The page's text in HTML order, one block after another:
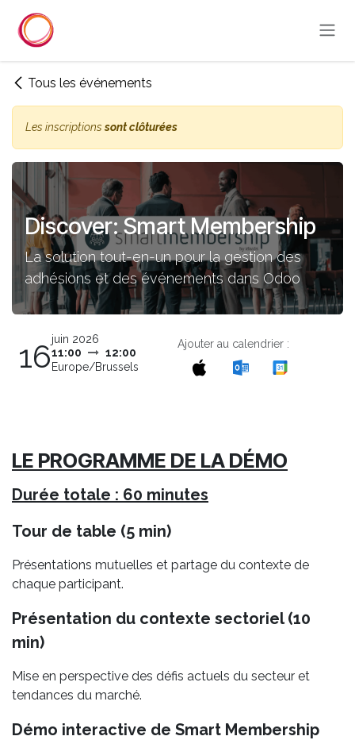
Tous les événements
Les inscriptionssont clôturées
Discover: Smart Membership
La solution tout-en-un pour la gestion des
adhésions et des événements dans Odoo
16juin 2026
11:00
12:00
Europe/Brussels
Ajouter au calendrier :
LE PROGRAMME DE LA DÉMO
Durée totale : 60 minutes
Tour de table (5 min)
Présentations mutuelles et partage du contexte de
chaque participant.
Présentation du contexte sectoriel (10
min)
Mise en perspective des défis actuels du secteur et
tendances du marché.
Démo interactive de Smart Membership